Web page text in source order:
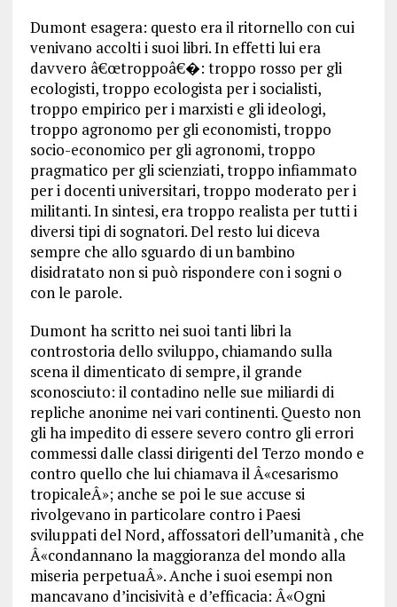
Dumont esagera: questo era il ritornello con cui
venivano accolti i suoi libri. In effetti lui era
davvero â€œtroppoâ€�: troppo rosso per gli
ecologisti, troppo ecologista per i socialisti,
troppo empirico per i marxisti e gli ideologi,
troppo agronomo per gli economisti, troppo
socio-economico per gli agronomi, troppo
pragmatico per gli scienziati, troppo infiammato
per i docenti universitari, troppo moderato per i
militanti. In sintesi, era troppo realista per tutti i
diversi tipi di sognatori. Del resto lui diceva
sempre che allo sguardo di un bambino
disidratato non si può rispondere con i sogni o
con le parole.
Dumont ha scritto nei suoi tanti libri la
controstoria dello sviluppo, chiamando sulla
scena il dimenticato di sempre, il grande
sconosciuto: il contadino nelle sue miliardi di
repliche anonime nei vari continenti. Questo non
gli ha impedito di essere severo contro gli errori
commessi dalle classi dirigenti del Terzo mondo e
contro quello che lui chiamava il Â«cesarismo
tropicaleÂ»; anche se poi le sue accuse si
rivolgevano in particolare contro i Paesi
sviluppati del Nord, affossatori dell’umanità , che
Â«condannano la maggioranza del mondo alla
miseria perpetuaÂ». Anche i suoi esempi non
mancavano d’incisività e d’efficacia: Â«Ogni